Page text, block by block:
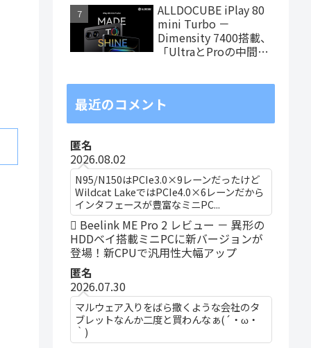
ALLDOCUBE iPlay 80
mini Turbo －
Dimensity 7400搭載、
「UltraとProの中間ス
最近のコメント
匿名
2026.08.02
N95/N150はPCIe3.0×9レーンだったけど
Wildcat LakeではPCIe4.0×6レーンだから
インタフェースが豊富なミニPC...
Beelink ME Pro 2 レビュー － 異形の
HDDベイ搭載ミニPCに新バージョンが
登場！新CPUで汎用性大幅アップ
匿名
2026.07.30
マルウェア入りをばら撒くような会社のタ
ブレットなんか二度と買わんなぁ(´・ω・
｀)